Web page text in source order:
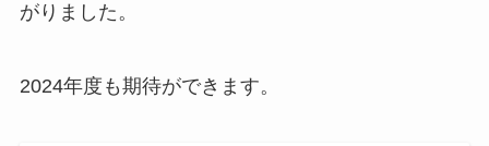
がりました。
2024年度も期待ができます。